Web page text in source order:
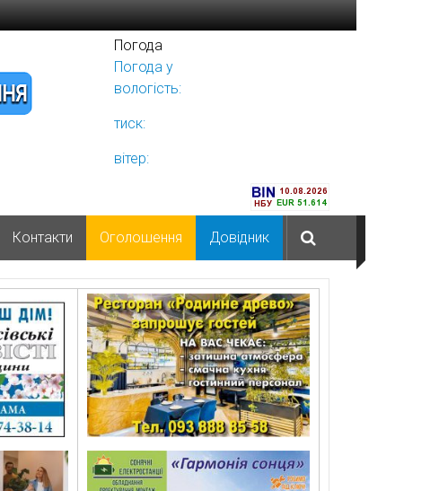
Погода
Погода у
вологість:
тиск:
вітер:
Контакти Оголошення Довідник